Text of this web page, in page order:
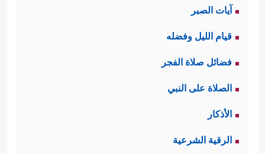
آيات الصبر
قيام الليل وفضله
فضائل صلاة الفجر
الصلاة على النبي
الأذكار
الرقية الشرعية